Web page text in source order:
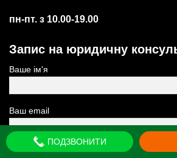
пн-пт. з 10.00-19.00
Запис на юридичну
Ваше ім'я
Ваш email
Тема
ПОДЗВОНИТИ